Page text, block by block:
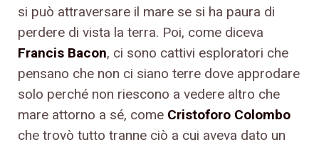
si può attraversare il mare se si ha paura di
perdere di vista la terra. Poi, come diceva
Francis Bacon, ci sono cattivi esploratori che
pensano che non ci siano terre dove approdare
solo perché non riescono a vedere altro che
mare attorno a sé, come Cristoforo Colombo
che trovò tutto tranne ciò a cui aveva dato un